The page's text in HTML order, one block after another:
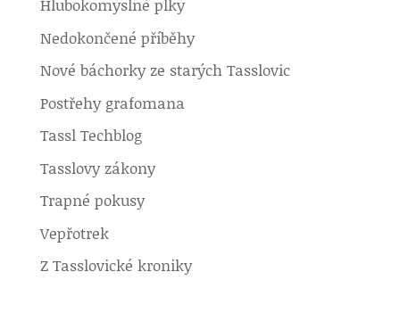
Hlubokomyslné plky
Nedokončené příběhy
Nové báchorky ze starých Tasslovic
Postřehy grafomana
Tassl Techblog
Tasslovy zákony
Trapné pokusy
Vepřotrek
Z Tasslovické kroniky